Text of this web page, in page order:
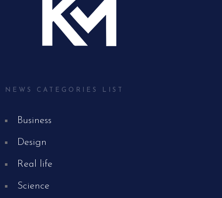
NEWS CATEGORIES LIST
Business
Design
Real life
Science